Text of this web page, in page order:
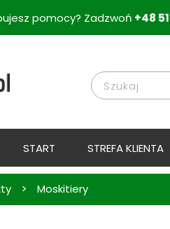
pomocy? Zadzwoń +48
START STREFA KLIENTA
> Moskitiery